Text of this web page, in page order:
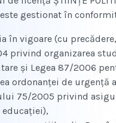
gestionat în
în vigoare (cu
privind organizarea
şi Legea 87/2006
ordonanţei de urgenţă a
75/2005 privind